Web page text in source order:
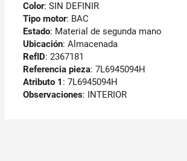
Color: SIN DEFINIR
Tipo motor: BAC
Estado: Material de segunda mano
Ubicación: Almacenada
RefID: 2367181
Referencia pieza: 7L6945094H
Atributo 1 : 7L6945094H
Observaciones: INTERIOR